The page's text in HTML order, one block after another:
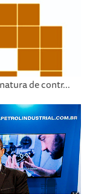
de contr...